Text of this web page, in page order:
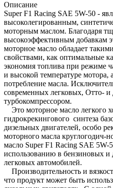
Описание
Super F1 Racing SAE 5W-50 -
высоколегированным,
моторным маслом. Благодаря
высокоэффективным добавкам
моторное масло обладает
свойствами, как оптимальные
экономия топлива при режиме
и высокой температуре мотора,
потребление масла.
современных легковых, Отто- и
турбокомпрессором.
Это моторное масло легкого
гидрокрекингового синтеза
дизельных двигателей, особо
моторного масла круглогодич-
масло Super F1 Racing SAE 5W-
использованию в бензиновых и
легковых автомобилей.
Производительность и
что продукт может быть